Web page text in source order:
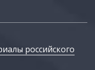
российского